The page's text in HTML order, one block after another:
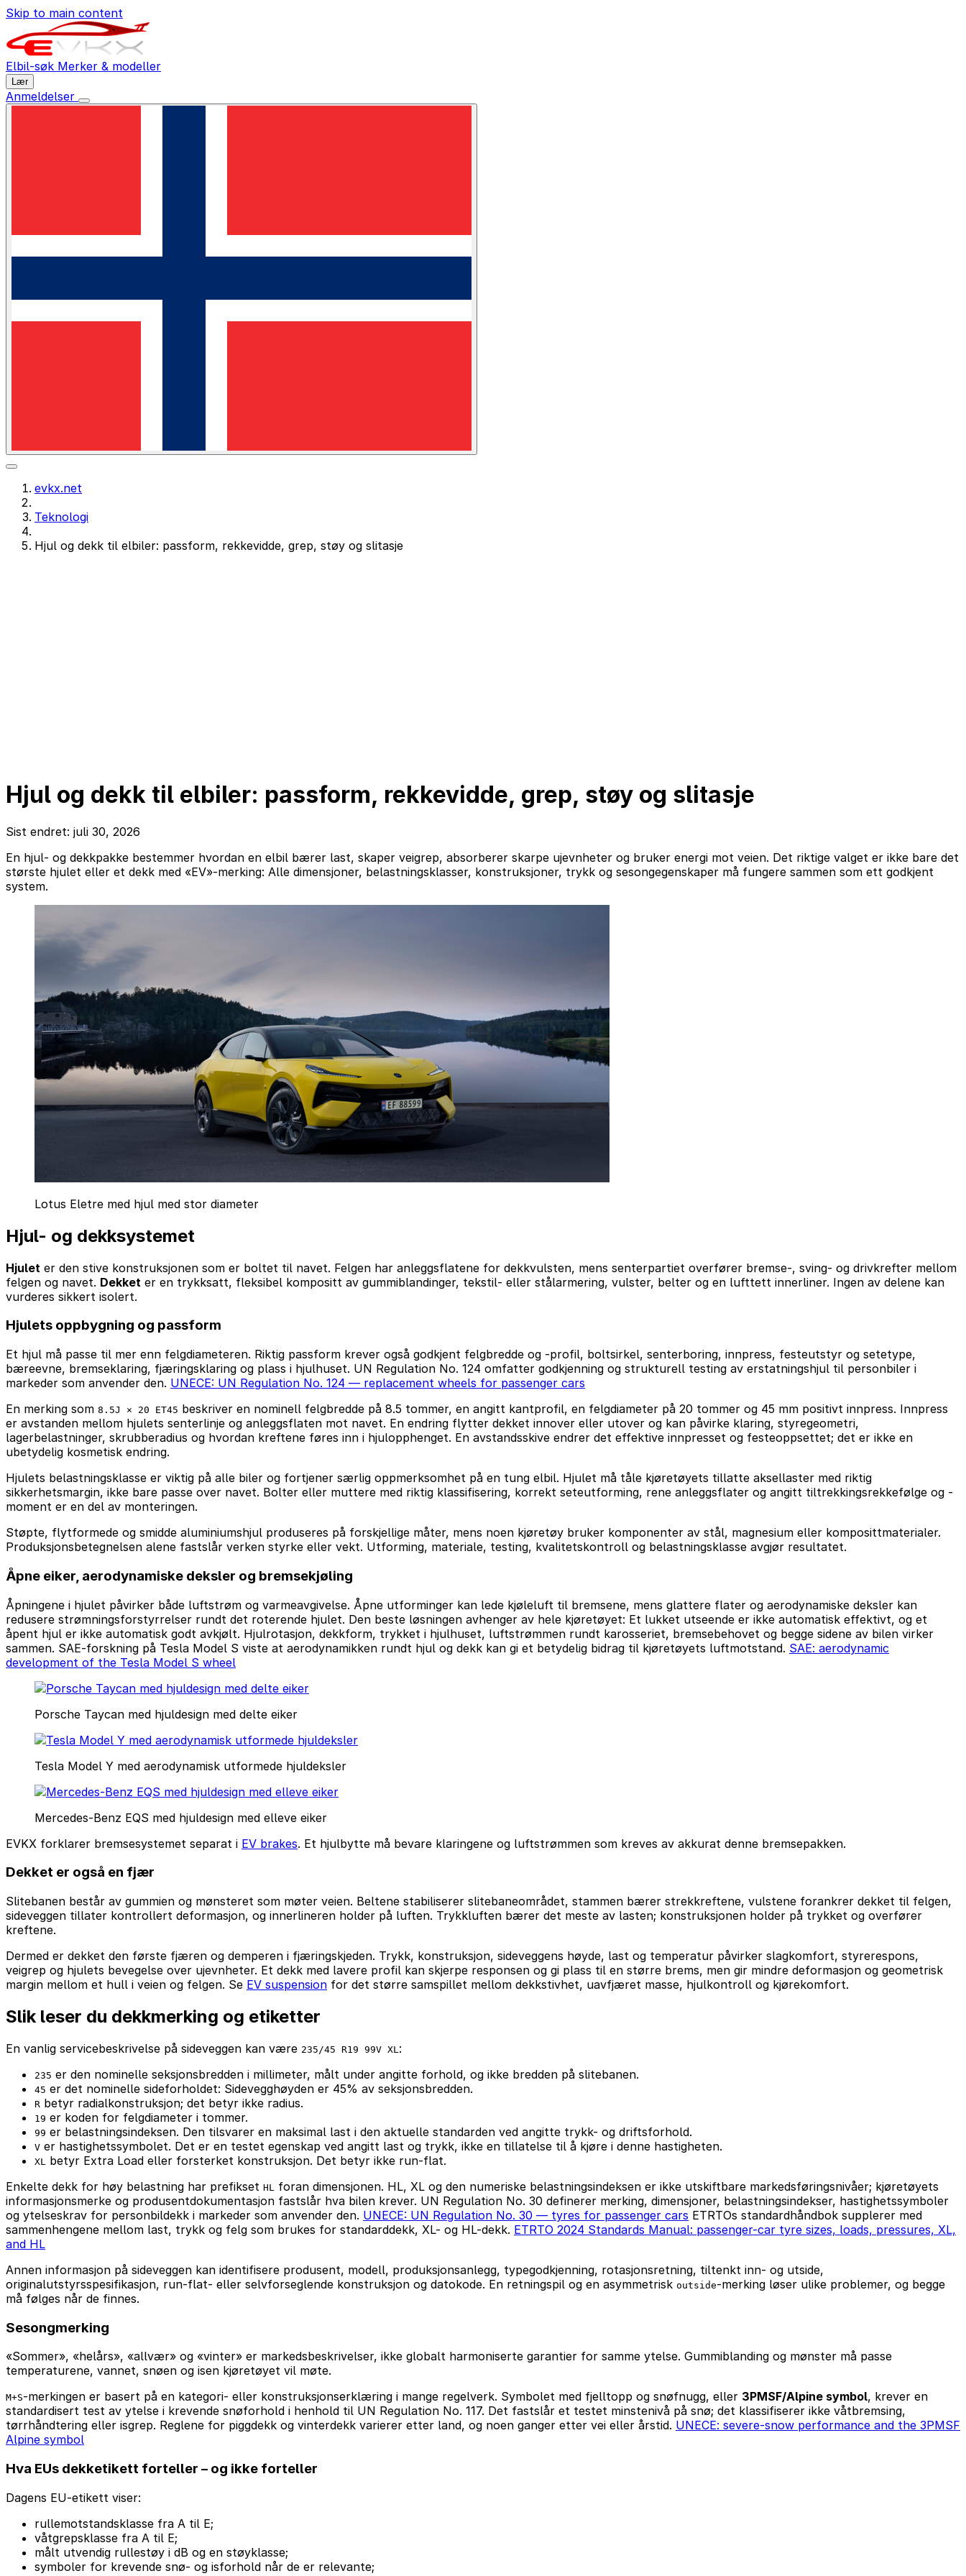
Skip to main content
Elbil-søk Merker & modeller
Lær
Anmeldelser
evkx.net
Teknologi
Hjul og dekk til elbiler: passform, rekkevidde, grep, støy og slitasje
Hjul og dekk til elbiler: passform, rekkevidde, grep, støy og slitasje
Sist endret: juli 30, 2026
En hjul- og dekkpakke bestemmer hvordan en elbil bærer last, skaper veigrep, absorberer skarpe ujevnheter og bruker energi mot veien. Det riktige valget er ikke bare det
største hjulet eller et dekk med «EV»-merking: Alle dimensjoner, belastningsklasser, konstruksjoner, trykk og sesongegenskaper må fungere sammen som ett godkjent
system.
Lotus Eletre med hjul med stor diameter
Hjul- og dekksystemet
Hjulet er den stive konstruksjonen som er boltet til navet. Felgen har anleggsflatene for dekkvulsten, mens senterpartiet overfører bremse-, sving- og drivkrefter mellom
felgen og navet. Dekket er en trykksatt, fleksibel kompositt av gummiblandinger, tekstil- eller stålarmering, vulster, belter og en lufttett innerliner. Ingen av delene kan
vurderes sikkert isolert.
Hjulets oppbygning og passform
Et hjul må passe til mer enn felgdiameteren. Riktig passform krever også godkjent felgbredde og -profil, boltsirkel, senterboring, innpress, festeutstyr og setetype,
bæreevne, bremseklaring, fjæringsklaring og plass i hjulhuset. UN Regulation No. 124 omfatter godkjenning og strukturell testing av erstatningshjul til personbiler i
markeder som anvender den. UNECE: UN Regulation No. 124 — replacement wheels for passenger cars
En merking som 8.5J × 20 ET45 beskriver en nominell felgbredde på 8.5 tommer, en angitt kantprofil, en felgdiameter på 20 tommer og 45 mm positivt innpress. Innpress
er avstanden mellom hjulets senterlinje og anleggsflaten mot navet. En endring flytter dekket innover eller utover og kan påvirke klaring, styregeometri,
lagerbelastninger, skrubberadius og hvordan kreftene føres inn i hjulopphenget. En avstandsskive endrer det effektive innpresset og festeoppsettet; det er ikke en
ubetydelig kosmetisk endring.
Hjulets belastningsklasse er viktig på alle biler og fortjener særlig oppmerksomhet på en tung elbil. Hjulet må tåle kjøretøyets tillatte aksellaster med riktig
sikkerhetsmargin, ikke bare passe over navet. Bolter eller muttere med riktig klassifisering, korrekt seteutforming, rene anleggsflater og angitt tiltrekkingsrekkefølge og -
moment er en del av monteringen.
Støpte, flytformede og smidde aluminiumshjul produseres på forskjellige måter, mens noen kjøretøy bruker komponenter av stål, magnesium eller komposittmaterialer.
Produksjonsbetegnelsen alene fastslår verken styrke eller vekt. Utforming, materiale, testing, kvalitetskontroll og belastningsklasse avgjør resultatet.
Åpne eiker, aerodynamiske deksler og bremsekjøling
Åpningene i hjulet påvirker både luftstrøm og varmeavgivelse. Åpne utforminger kan lede kjøleluft til bremsene, mens glattere flater og aerodynamiske deksler kan
redusere strømningsforstyrrelser rundt det roterende hjulet. Den beste løsningen avhenger av hele kjøretøyet: Et lukket utseende er ikke automatisk effektivt, og et
åpent hjul er ikke automatisk godt avkjølt. Hjulrotasjon, dekkform, trykket i hjulhuset, luftstrømmen rundt karosseriet, bremsebehovet og begge sidene av bilen virker
sammen. SAE-forskning på Tesla Model S viste at aerodynamikken rundt hjul og dekk kan gi et betydelig bidrag til kjøretøyets luftmotstand. SAE: aerodynamic
development of the Tesla Model S wheel
Porsche Taycan med hjuldesign med delte eiker
Tesla Model Y med aerodynamisk utformede hjuldeksler
Mercedes-Benz EQS med hjuldesign med elleve eiker
EVKX forklarer bremsesystemet separat i EV brakes. Et hjulbytte må bevare klaringene og luftstrømmen som kreves av akkurat denne bremsepakken.
Dekket er også en fjær
Slitebanen består av gummien og mønsteret som møter veien. Beltene stabiliserer slitebaneområdet, stammen bærer strekkreftene, vulstene forankrer dekket til felgen,
sideveggen tillater kontrollert deformasjon, og innerlineren holder på luften. Trykkluften bærer det meste av lasten; konstruksjonen holder på trykket og overfører
kreftene.
Dermed er dekket den første fjæren og demperen i fjæringskjeden. Trykk, konstruksjon, sideveggens høyde, last og temperatur påvirker slagkomfort, styrerespons,
veigrep og hjulets bevegelse over ujevnheter. Et dekk med lavere profil kan skjerpe responsen og gi plass til en større brems, men gir mindre deformasjon og geometrisk
margin mellom et hull i veien og felgen. Se EV suspension for det større samspillet mellom dekkstivhet, uavfjæret masse, hjulkontroll og kjørekomfort.
Slik leser du dekkmerking og etiketter
En vanlig servicebeskrivelse på sideveggen kan være 235/45 R19 99V XL :
235 er den nominelle seksjonsbredden i millimeter, målt under angitte forhold, og ikke bredden på slitebanen.
45 er det nominelle sideforholdet: Sidevegghøyden er 45% av seksjonsbredden.
R betyr radialkonstruksjon; det betyr ikke radius.
19 er koden for felgdiameter i tommer.
99 er belastningsindeksen. Den tilsvarer en maksimal last i den aktuelle standarden ved angitte trykk- og driftsforhold.
V er hastighetssymbolet. Det er en testet egenskap ved angitt last og trykk, ikke en tillatelse til å kjøre i denne hastigheten.
XL
betyr Extra Load eller forsterket konstruksjon. Det betyr ikke run-flat.
Enkelte dekk for høy belastning har prefikset HL
foran dimensjonen. HL, XL og den numeriske belastningsindeksen er ikke utskiftbare markedsføringsnivåer; kjøretøyets
informasjonsmerke og produsentdokumentasjon fastslår hva bilen krever. UN Regulation No. 30 definerer merking, dimensjoner, belastningsindekser, hastighetssymboler
og ytelseskrav for personbildekk i markeder som anvender den. UNECE: UN Regulation No. 30 — tyres for passenger cars ETRTOs standardhåndbok supplerer med
sammenhengene mellom last, trykk og felg som brukes for standarddekk, XL- og HL-dekk. ETRTO 2024 Standards Manual: passenger-car tyre sizes, loads, pressures, XL,
and HL
Annen informasjon på sideveggen kan identifisere produsent, modell, produksjonsanlegg, typegodkjenning, rotasjonsretning, tiltenkt inn- og utside,
originalutstyrsspesifikasjon, run-flat- eller selvforseglende konstruksjon og datokode. En retningspil og en asymmetrisk outside-merking løser ulike problemer, og begge
må følges når de finnes.
Sesongmerking
«Sommer», «helårs», «allvær» og «vinter» er markedsbeskrivelser, ikke globalt harmoniserte garantier for samme ytelse. Gummiblanding og mønster må passe
temperaturene, vannet, snøen og isen kjøretøyet vil møte.
M+S-merkingen er basert på en kategori- eller konstruksjonserklæring i mange regelverk. Symbolet med fjelltopp og snøfnugg, eller 3PMSF/Alpine symbol, krever en
standardisert test av ytelse i krevende snøforhold i henhold til UN Regulation No. 117. Det fastslår et testet minstenivå på snø; det klassifiserer ikke våtbremsing,
tørrhåndtering eller isgrep. Reglene for piggdekk og vinterdekk varierer etter land, og noen ganger etter vei eller årstid. UNECE: severe-snow performance and the 3PMSF
Alpine symbol
Hva EUs dekketikett forteller – og ikke forteller
Dagens EU-etikett viser:
rullemotstandsklasse fra A til E;
våtgrepsklasse fra A til E;
målt utvendig rullestøy i dB og en støyklasse;
symboler for krevende snø- og isforhold når de er relevante;